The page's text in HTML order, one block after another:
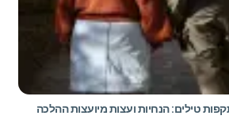
טילים: הנחיות ועצות מיועצות ההלכה